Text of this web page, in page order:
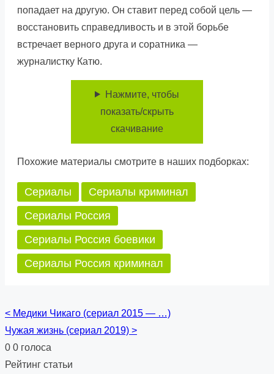
попадает на другую. Он ставит перед собой цель —
восстановить справедливость и в этой борьбе
встречает верного друга и соратника —
журналистку Катю.
Нажмите, чтобы
показать/скрыть
скачивание
Похожие материалы смотрите в наших подборках:
Сериалы
Сериалы криминал
Сериалы Россия
Сериалы Россия боевики
Сериалы Россия криминал
Posts
navigation
< Медики Чикаго (сериал 2015 — …)
Чужая жизнь (сериал 2019) >
0 0 голоса
Рейтинг статьи